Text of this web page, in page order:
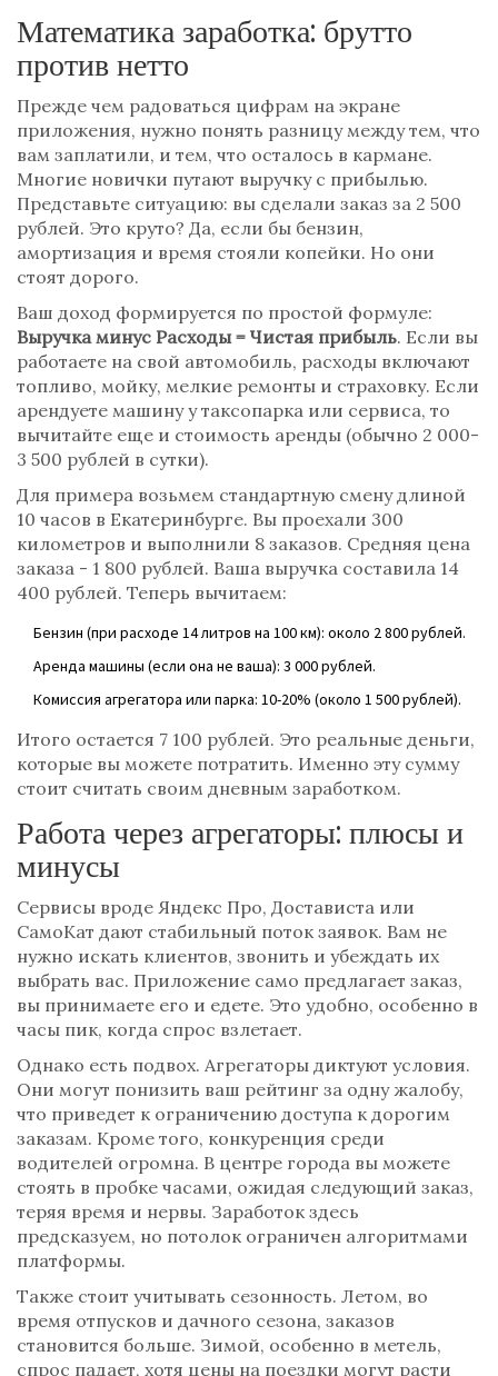
Математика заработка: брутто
против нетто
Прежде чем радоваться цифрам на экране
приложения, нужно понять разницу между тем, что
вам заплатили, и тем, что осталось в кармане.
Многие новички путают выручку с прибылью.
Представьте ситуацию: вы сделали заказ за 2 500
рублей. Это круто? Да, если бы бензин,
амортизация и время стояли копейки. Но они
стоят дорого.
Ваш доход формируется по простой формуле:
Выручка минус Расходы = Чистая прибыль. Если вы
работаете на свой автомобиль, расходы включают
топливо, мойку, мелкие ремонты и страховку. Если
арендуете машину у таксопарка или сервиса, то
вычитайте еще и стоимость аренды (обычно 2 000-
3 500 рублей в сутки).
Для примера возьмем стандартную смену длиной
10 часов в Екатеринбурге. Вы проехали 300
километров и выполнили 8 заказов. Средняя цена
заказа - 1 800 рублей. Ваша выручка составила 14
400 рублей. Теперь вычитаем:
Бензин (при расходе 14 литров на 100 км): около 2 800 рублей.
Аренда машины (если она не ваша): 3 000 рублей.
Комиссия агрегатора или парка: 10-20% (около 1 500 рублей).
Итого остается 7 100 рублей. Это реальные деньги,
которые вы можете потратить. Именно эту сумму
стоит считать своим дневным заработком.
Работа через агрегаторы: плюсы и
минусы
Сервисы вроде Яндекс Про, Достависта или
СамоКат дают стабильный поток заявок. Вам не
нужно искать клиентов, звонить и убеждать их
выбрать вас. Приложение само предлагает заказ,
вы принимаете его и едете. Это удобно, особенно в
часы пик, когда спрос взлетает.
Однако есть подвох. Агрегаторы диктуют условия.
Они могут понизить ваш рейтинг за одну жалобу,
что приведет к ограничению доступа к дорогим
заказам. Кроме того, конкуренция среди
водителей огромна. В центре города вы можете
стоять в пробке часами, ожидая следующий заказ,
теряя время и нервы. Заработок здесь
предсказуем, но потолок ограничен алгоритмами
платформы.
Также стоит учитывать сезонность. Летом, во
время отпусков и дачного сезона, заказов
становится больше. Зимой, особенно в метель,
спрос падает, хотя цены на поездки могут расти